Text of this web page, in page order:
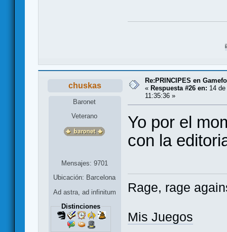
Botín de
chuskas
Baronet
Veterano
Mensajes: 9701
Ubicación: Barcelona
Ad astra, ad infinitum
Distinciones
Re:PRINCIPES en
« Respuesta #26 en: 14
11:35:36 »
Yo por el
con la
Rage, rage
Mis Juegos